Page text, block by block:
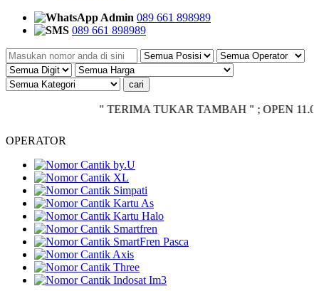
Admin 089 661 898989
089 661 898989
" TERIMA TUKAR TAMBAH " ; OPEN 11.00 -
OPERATOR